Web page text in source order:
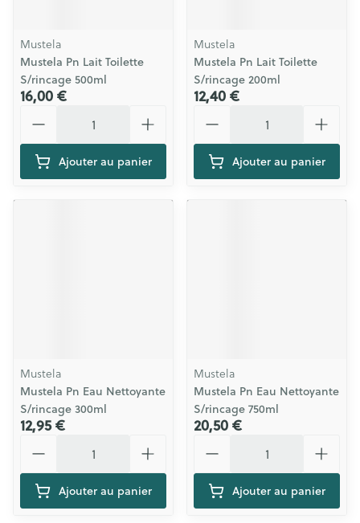
Mustela
Mustela Pn Lait Toilette
S/rincage 500ml
16,00 €
Ajouter au panier
Mustela
Mustela Pn Lait Toilette
S/rincage 200ml
12,40 €
Ajouter au panier
Mustela
Mustela Pn Eau Nettoyante
S/rincage 300ml
12,95 €
Ajouter au panier
Mustela
Mustela Pn Eau Nettoyante
S/rincage 750ml
20,50 €
Ajouter au panier